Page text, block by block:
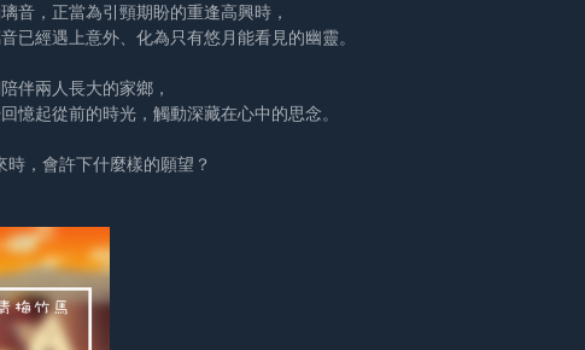
音，正當為引頸期盼的重逢高興時，
已經遇上意外、化為只有悠月能看見的幽靈。
伴兩人長大的家鄉，
憶起從前的時光，觸動深藏在心中的思念。
，會許下什麼樣的願望？